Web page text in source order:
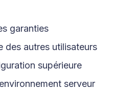
garanties
des autres utilisateurs
supérieure
serveur